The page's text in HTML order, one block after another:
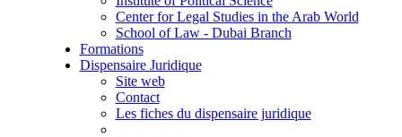
Center for Legal Studies in the Arab World
School of Law - Dubai Branch
Formations
Dispensaire Juridique
Site web
Contact
Les fiches du dispensaire juridique